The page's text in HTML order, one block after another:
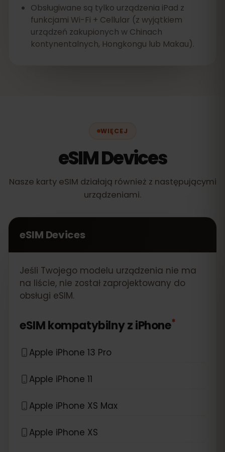
Obsługiwane są tylko urządzenia iPad z
funkcjami Wi-Fi + Cellular (z wyjątkiem
urządzeń zakupionych w Chinach
kontynentalnych, Hongkongu lub Makau).
WIĘCEJ
eSIM Devices
Nasze karty eSIM działają również z następującymi
urządzeniami.
eSIM Devices
Jeśli Twojego modelu urządzenia nie ma
na liście, nie został zaprojektowany do
obsługi eSIM.
eSIM kompatybilny ziPhone*
Apple iPhone 13 Pro
Apple iPhone 11
Apple iPhone XS Max
Apple iPhone XS